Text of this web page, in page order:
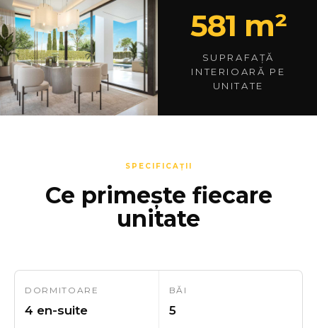
581 m²
SUPRAFAȚĂ
INTERIOARĂ PE
UNITATE
SPECIFICAȚII
Ce primește fiecare
unitate
DORMITOARE
4 en-suite
BĂI
5